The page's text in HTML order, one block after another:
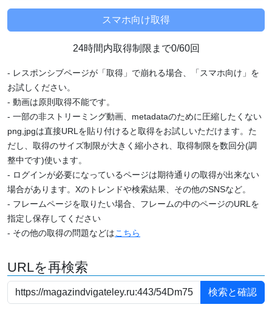
24時間内取得制限まで0/60回
- レスポンシブページが「取得」で崩れる場合、「スマホ向け」を
お試しください。
- 動画は原則取得不能です。
- 一部の非ストリーミング動画、metadataのために圧縮したくない
png,jpgは直接URLを貼り付けると取得をお試しいただけます。た
だし、取得のサイズ制限が大きく縮小され、取得制限を数回分(調
整中です)使います。
- ログインが必要になっているページは期待通りの取得が出来ない
場合があります。Xのトレンドや検索結果、その他のSNSなど。
- フレームページを取りたい場合、フレームの中のページのURLを
指定し保存してください
- その他の取得の問題などはこちら
URLを再検索